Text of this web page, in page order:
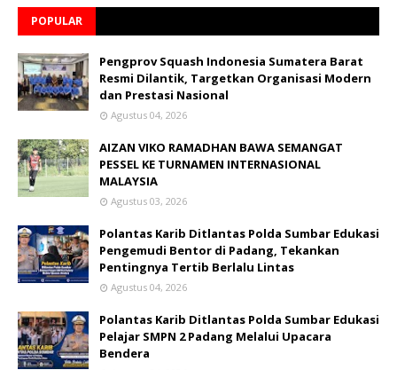
POPULAR
Pengprov Squash Indonesia Sumatera Barat
Resmi Dilantik, Targetkan Organisasi Modern
dan Prestasi Nasional
Agustus 04, 2026
AIZAN VIKO RAMADHAN BAWA SEMANGAT
PESSEL KE TURNAMEN INTERNASIONAL
MALAYSIA
Agustus 03, 2026
Polantas Karib Ditlantas Polda Sumbar Edukasi
Pengemudi Bentor di Padang, Tekankan
Pentingnya Tertib Berlalu Lintas
Agustus 04, 2026
Polantas Karib Ditlantas Polda Sumbar Edukasi
Pelajar SMPN 2 Padang Melalui Upacara
Bendera